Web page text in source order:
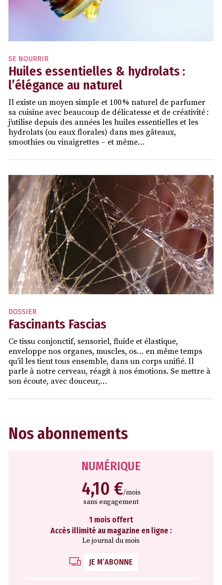
SE NOURRIR
Huiles essentielles & hydrolats :
l’élégance au naturel
Il existe un moyen simple et 100 % naturel de parfumer
sa cuisine avec beaucoup de délicatesse et de créativité :
j’utilise depuis des années les huiles essentielles et les
hydrolats (ou eaux florales) dans mes gâteaux,
smoothies ou vinaigrettes – et même…
DOSSIER
Fascinants Fascias
Ce tissu conjonctif, sensoriel, fluide et élastique,
enveloppe nos organes, muscles, os… en même temps
qu’il les tient tous ensemble, dans un corps unifié. Il
parle à notre cerveau, réagit à nos émotions. Se mettre à
son écoute, avec douceur,…
Nos abonnements
NUMÉRIQUE
4,10 €/mois
sans engagement
1 mois offert
Accès illimité au magazine en ligne :
Le journal du mois
JE M’ABONNE